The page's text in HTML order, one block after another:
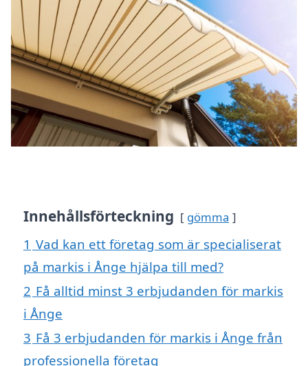
Innehållsförteckning gömma
1 Vad kan ett företag som är specialiserat
på markis i Ånge hjälpa till med?
2 Få alltid minst 3 erbjudanden för markis
i Ånge
3 Få 3 erbjudanden för markis i Ånge från
professionella företag